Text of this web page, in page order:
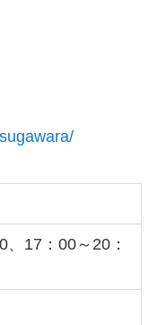
17：00～20：